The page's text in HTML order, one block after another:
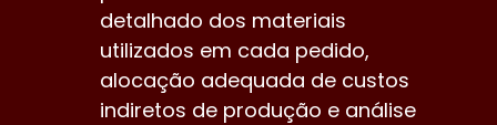
detalhado dos materiais
utilizados em cada pedido,
alocação adequada de custos
indiretos de produção e análise